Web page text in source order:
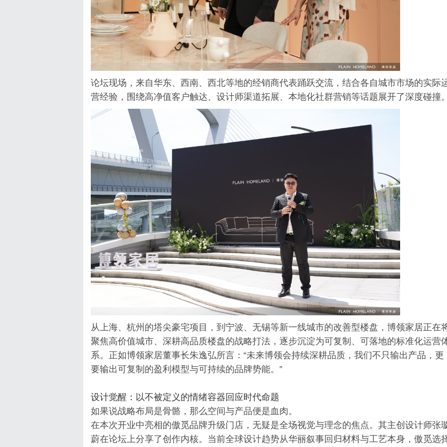
论坛现场，来自华东、西南、西北等地的经销商代表踊跃交流，结合各自城市市场的实际
营经验，围绕高净值客户触达、设计师渠道拓展、本地化社群营销等话题展开了深度碰撞
从上海、杭州的塔尖豪宅项目，到宁波、无锡等新一线城市的改善型楼盘，博领家居正在
聚焦高价值城市、深耕高品质楼盘的战略打法，逐步沉淀为可复制、可落地的标准化运营
系。正如博领家居董事长朱逸弘所言：“未来博领会持续深耕品质，我们不只输出产品，更
要输出可复制的盈利模型与可持续的品牌势能。”
设计觉醒：以不被定义的情绪容器回应时代命题
如果说战略布局是骨骼，那么空间与产品便是血肉。
在本次开业中亮相的傲觅品牌升级门店，无疑是全场视觉与理念的焦点。其主创设计师张
蔚在论坛上分享了创作内核。当前全球设计趋势从华丽叙事回归材料与工艺本身，傲觅选